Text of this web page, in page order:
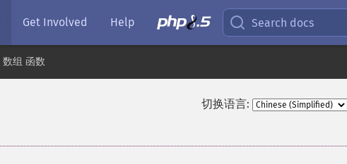
Get Involved Help Search docs
数组 函数
切换语言: